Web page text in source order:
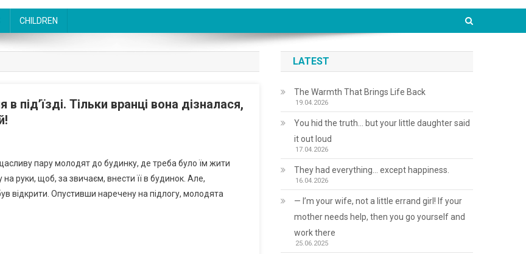
CHILDREN
під’їзді. Тільки вранці вона дізналася,
пару молодят до будинку, де треба було їм жити
руки, щоб, за звичаєм, внести її в будинок. Але,
відкрити. Опустивши наречену на підлогу, молодята
LATEST
The Warmth That Brings Life Back
19.04.2026
You hid the truth… but your little daughter said
it out loud
17.04.2026
They had everything… except happiness.
16.04.2026
— I’m your wife, not a little errand girl! If your
mother needs help, then you go yourself and
work there
25.06.2025